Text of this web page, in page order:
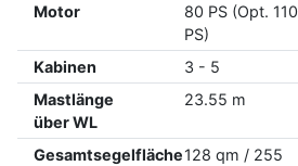
Motor
80 PS (Opt. 110
PS)
Kabinen
3 - 5
Mastlänge
über WL
23.55 m
Gesamtsegelfläche128 qm / 255